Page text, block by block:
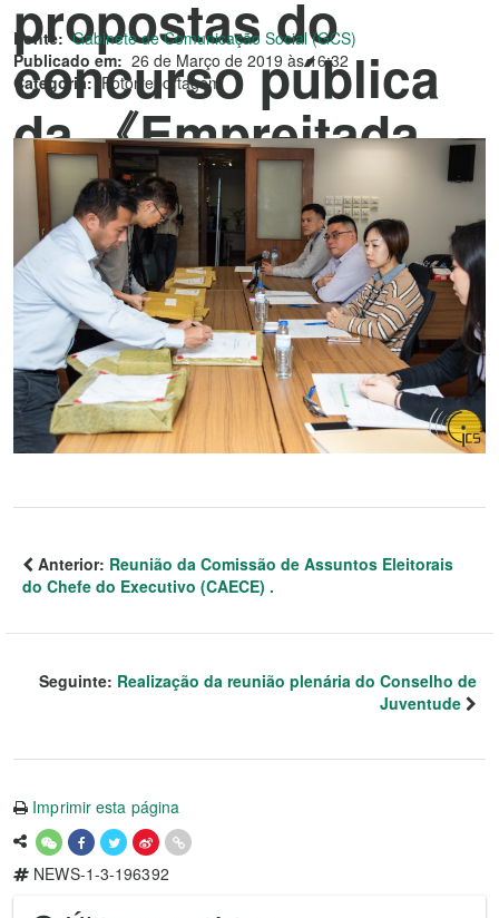
propostas do
concurso pública
da 《Empreitada
de Reparação do
Troço Sul da
Avenida Marginal
Flor de Lótus, no
Cotai》.
Fonte: Gabinete de Comunicação Social (GCS)
Publicado em: 26 de Março de 2019 às 16:32
Categoria: Fotorreportagem
Anterior: Reunião da Comissão de Assuntos Eleitorais
do Chefe do Executivo (CAECE) .
Seguinte: Realização da reunião plenária do Conselho de
Juventude
Imprimir esta página
NEWS-1-3-196392